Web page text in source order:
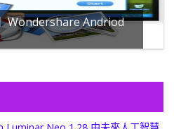
Wondershare Andriod